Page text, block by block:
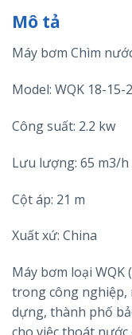
Mô tả
Máy bơm Chìm
Model: WQK 18-15-
Công suất: 2.2 kw
Lưu lượng: 65 m3/h
Cột áp: 21 m
Xuất xứ: China
Máy bơm loại
trong công nghiệp,
dựng, thành phố